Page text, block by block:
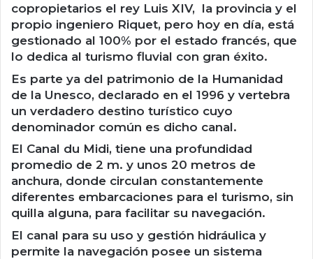
copropietarios el rey Luis XIV, la provincia y el
propio ingeniero Riquet, pero hoy en día, está
gestionado al 100% por el estado francés, que
lo dedica al turismo fluvial con gran éxito.
Es parte ya del patrimonio de la Humanidad
de la Unesco, declarado en el 1996 y vertebra
un verdadero destino turístico cuyo
denominador común es dicho canal.
El Canal du Midi, tiene una profundidad
promedio de 2 m. y unos 20 metros de
anchura, donde circulan constantemente
diferentes embarcaciones para el turismo, sin
quilla alguna, para facilitar su navegación.
El canal para su uso y gestión hidráulica y
permite la navegación posee un sistema